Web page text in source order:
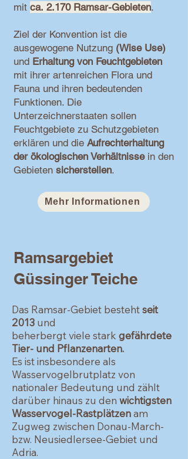
mit ca. 2.170 Ramsar-Gebieten.
Ziel der Konvention ist die
ausgewogene Nutzung (Wise Use)
und Erhaltung von Feuchtgebieten
mit ihrer artenreichen Flora und
Fauna und ihren bedeutenden
Funktionen. Die
Unterzeichnerstaaten sollen
Feuchtgebiete zu Schutzgebieten
erklären und die Aufrechterhaltung
der ökologischen Verhältnissein den
Gebieten sicherstellen.
Mehr Informationen
Ramsargebiet
Güssinger Teiche
Das Ramsar-Gebiet bestehtseit
2013 und
beherbergt viele stark gefährdete
Tier- und Pflanzenarten.
Es ist insbesondere als
Wasservogelbrutplatz von
nationaler Bedeutung und zählt
darüber hinaus zu den wichtigsten
Wasservogel-Rastplätzenam
Zugweg zwischen Donau-March-
bzw. Neusiedlersee-Gebiet und
Adria.